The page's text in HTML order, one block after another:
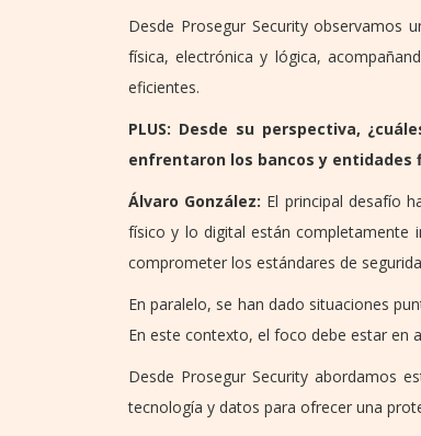
Desde Prosegur Security observamos
física, electrónica y lógica,
eficientes.
PLUS: Desde su perspectiva,
enfrentaron los bancos y entidades
Álvaro González: El principal desafío
físico y lo digital están completamente
comprometer los estándares de
En paralelo, se han dado situaciones
En este contexto, el foco debe estar en
Desde Prosegur Security abordamos
tecnología y datos para ofrecer una